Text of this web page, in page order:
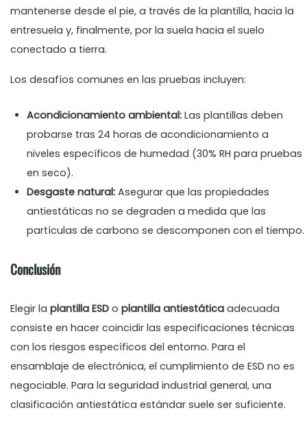
mantenerse desde el pie, a través de la plantilla, hacia la
entresuela y, finalmente, por la suela hacia el suelo
conectado a tierra.
Los desafíos comunes en las pruebas incluyen:
Acondicionamiento ambiental: Las plantillas deben
probarse tras 24 horas de acondicionamiento a
niveles específicos de humedad (30% RH para pruebas
en seco).
Desgaste natural: Asegurar que las propiedades
antiestáticas no se degraden a medida que las
partículas de carbono se descomponen con el tiempo.
Conclusión
Elegir laplantilla ESD oplantilla antiestática adecuada
consiste en hacer coincidir las especificaciones técnicas
con los riesgos específicos del entorno. Para el
ensamblaje de electrónica, el cumplimiento de ESD no es
negociable. Para la seguridad industrial general, una
clasificación antiestática estándar suele ser suficiente.